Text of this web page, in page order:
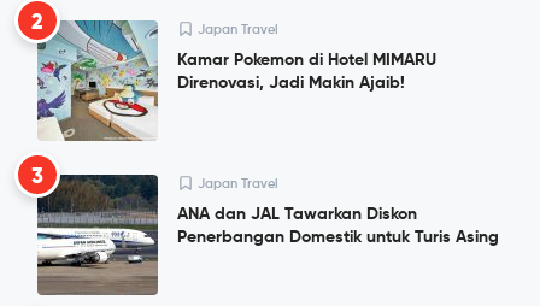
2 Japan Travel
Kamar Pokemon di Hotel MIMARU
Direnovasi, Jadi Makin Ajaib!
3 Japan Travel
ANA dan JAL Tawarkan Diskon
Penerbangan Domestik untuk Turis Asing